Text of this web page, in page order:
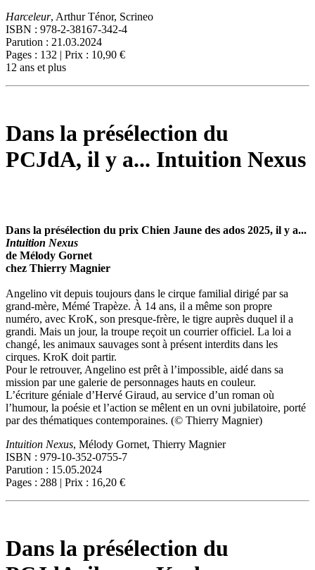
Harceleur, Arthur Ténor, Scrineo
ISBN : 978-2-38167-342-4
Parution : 21.03.2024
Pages : 132 | Prix : 10,90 €
12 ans et plus
Dans la présélection du
PCJdA, il y a... Intuition Nexus
Dans la présélection du prix Chien Jaune des ados 2025, il y a...
Intuition Nexus
de Mélody Gornet
chez Thierry Magnier
Angelino vit depuis toujours dans le cirque familial dirigé par sa
grand-mère, Mémé Trapèze. À 14 ans, il a même son propre
numéro, avec KroK, son presque-frère, le tigre auprès duquel il a
grandi. Mais un jour, la troupe reçoit un courrier officiel. La loi a
changé, les animaux sauvages sont à présent interdits dans les
cirques. KroK doit partir.
Pour le retrouver, Angelino est prêt à l’impossible, aidé dans sa
mission par une galerie de personnages hauts en couleur.
L’écriture géniale d’Hervé Giraud, au service d’un roman où
l’humour, la poésie et l’action se mêlent en un ovni jubilatoire, porté
par des thématiques contemporaines. (© Thierry Magnier)
Intuition Nexus, Mélody Gornet, Thierry Magnier
ISBN : 979-10-352-0755-7
Parution : 15.05.2024
Pages : 288 | Prix : 16,20 €
Dans la présélection du